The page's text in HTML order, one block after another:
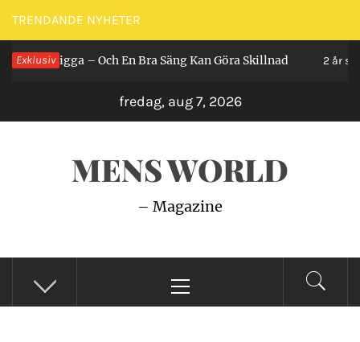
Hoppa
till
innehåll
TRENDANDE NYHETER
Exklusiv
Ligga – Och En Bra Säng Kan Göra Skillnad 2 år sedan
fredag, aug 7, 2026
MENS WORLD
– Magazine
meny